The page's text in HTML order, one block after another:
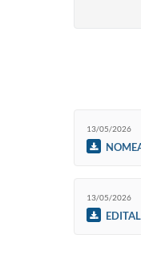
13/05/2026
13/05/2026